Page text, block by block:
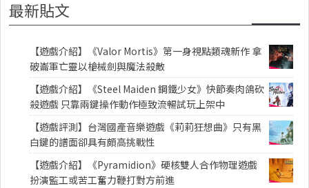
最新貼文
【遊戲介紹】《Valor Mortis》第一身視點類魂新作 拿
破崙軍亡靈以槍械劍與魔法殺敵
【遊戲介紹】《Steel Maiden 鋼鐵少女》快節奏肉鴿砍
殺遊戲 只靠兩鍵操作動作極致流暢試玩上架中
【遊戲評測】台灣國產音樂遊戲《莉莉狂想曲》只有黑
白鍵的譜面卻具有頗高挑戰性
【遊戲介紹】《Pyramidion》硬核雙人合作物理遊戲
扮演監工或苦工奮力鞭打對方前進